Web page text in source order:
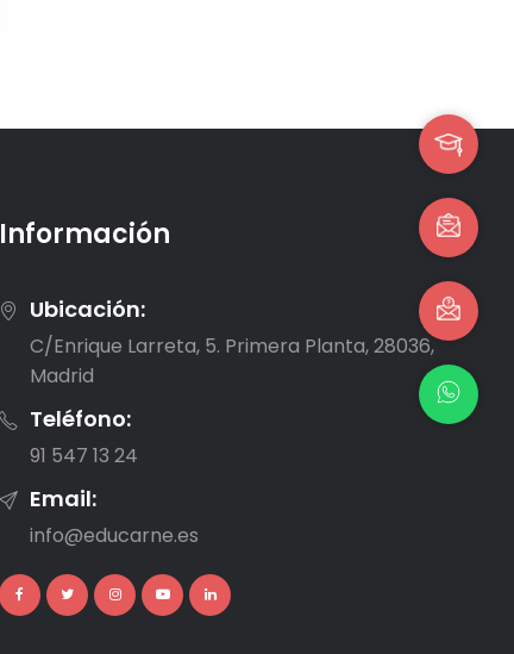
Información
Ubicación:
C/Enrique Larreta, 5. Primera Planta, 28036,
Madrid
Teléfono:
91 547 13 24
Email:
info@educarne.es